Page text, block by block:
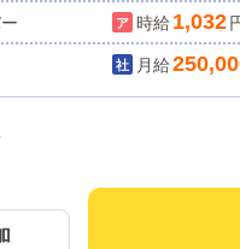
時給 1,032
月給